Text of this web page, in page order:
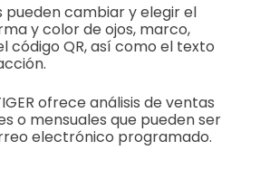
pueden cambiar y elegir el
y color de ojos, marco,
código QR, así como el texto
ofrece análisis de ventas
o mensuales que pueden ser
electrónico programado.